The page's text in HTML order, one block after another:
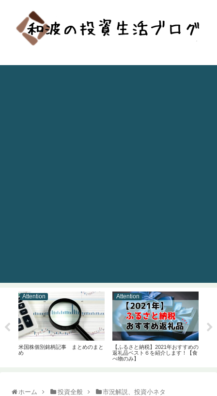
Attention
米国株個別銘柄記事 まとめのまと
め
Attention
【ふるさと納税】2021年おすすめの
返礼品ベスト６を紹介します！【食
べ物のみ】
ホーム 投資全般 市況解説、投資小ネタ